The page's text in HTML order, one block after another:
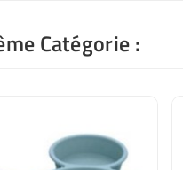
Catégorie :